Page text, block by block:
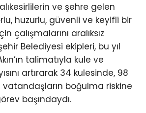
ve şehre gelen
huzurlu, güvenli ve keyifli bir
çalışmalarını aralıksız
Belediyesi ekipleri, bu yıl
talimatıyla kule ve
artırarak 34 kulesinde, 98
boğulma riskine
başındaydı.